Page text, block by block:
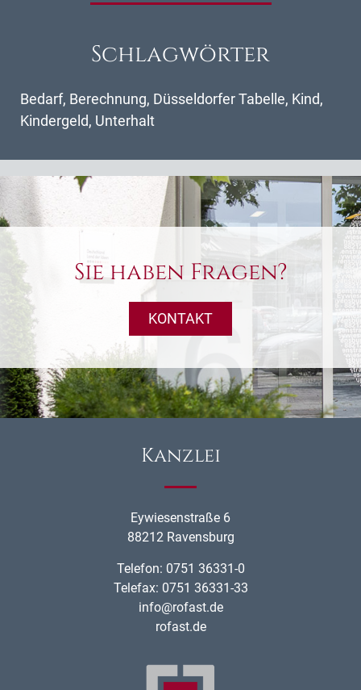
Schlagwörter
Bedarf, Berechnung, Düsseldorfer Tabelle, Kind,
Kindergeld, Unterhalt
Sie haben Fragen?
KONTAKT
Kanzlei
Eywiesenstraße 6
88212 Ravensburg
Telefon: 0751 36331-0
Telefax: 0751 36331-33
info@rofast.de
rofast.de